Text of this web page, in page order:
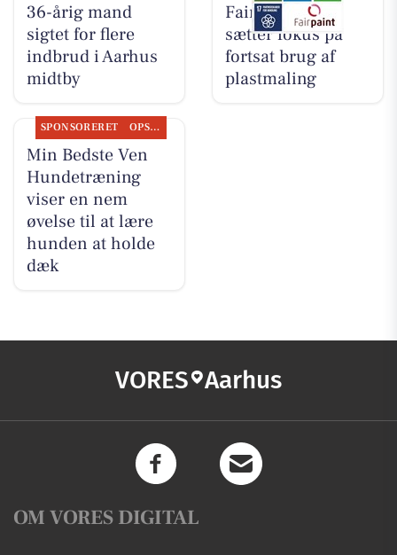
36-årig mand
sigtet for flere
indbrud i Aarhus
midtby
Fairpaint ApS
sætter fokus på
fortsat brug af
plastmaling
SPONSORERET OPSLAGSTAVLEN
Min Bedste Ven
Hundetræning
viser en nem
øvelse til at lære
hunden at holde
dæk
VORES Aarhus
OM VORES DIGITAL